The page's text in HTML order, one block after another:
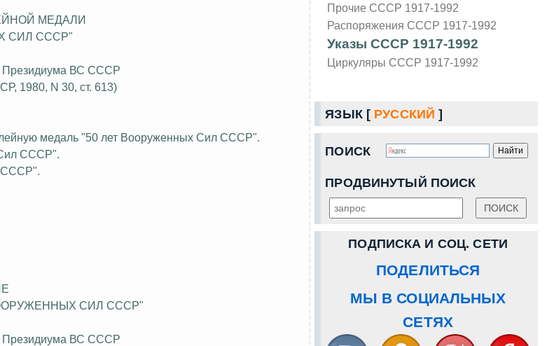
Прочие СССР 1917-1992
Распоряжения СССР 1917-1992
Указы СССР 1917-1992
Циркуляры СССР 1917-1992
ЯЗЫК [ РУССКИЙ ]
ПОИСК
ПРОДВИНУТЫЙ ПОИСК
ПОДПИСКА И СОЦ. СЕТИ
ПОДЕЛИТЬСЯ
МЫ В СОЦИАЛЬНЫХ
СЕТЯХ
МЕДАЛИ
СИЛ СССР"
Президиума ВС СССР
1980, N 30, ст. 613)
медаль "50 лет Вооруженных Сил СССР".
СССР".
СССР".
СИЛ СССР"
Президиума ВС СССР